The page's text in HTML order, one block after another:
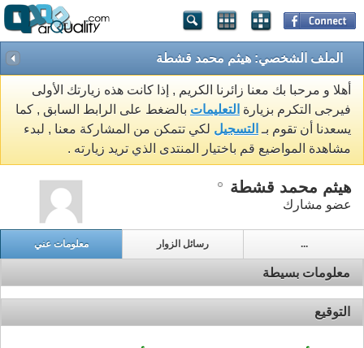
الملف الشخصي: هيثم محمد قشطة
أهلا و مرحبا بك معنا زائرنا الكريم , إذا كانت هذه زيارتك الأولى
فيرجى التكرم بزيارة التعليمات بالضغط على الرابط السابق , كما
يسعدنا أن تقوم بـ التسجيل لكي تتمكن من المشاركة معنا , لبدء
مشاهدة المواضيع قم باختيار المنتدى الذي تريد زيارته .
هيثم محمد قشطة
عضو مشارك
معلومات عني رسائل الزوار ...
معلومات بسيطة
التوقيع